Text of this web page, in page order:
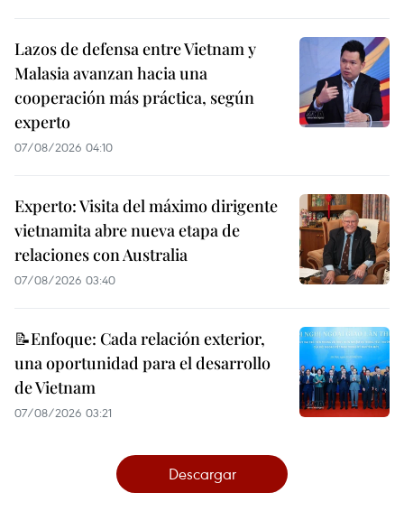
Lazos de defensa entre Vietnam y
Malasia avanzan hacia una
cooperación más práctica, según
experto
07/08/2026 04:10
Experto: Visita del máximo dirigente
vietnamita abre nueva etapa de
relaciones con Australia
07/08/2026 03:40
📝Enfoque: Cada relación exterior,
una oportunidad para el desarrollo
de Vietnam
07/08/2026 03:21
Descargar